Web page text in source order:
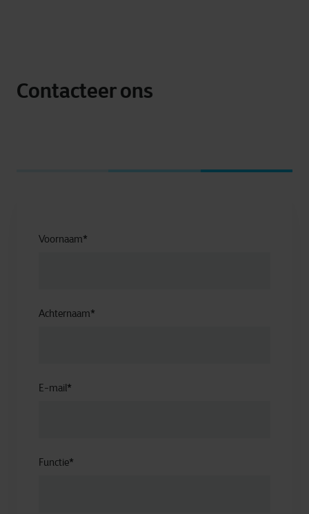
Contacteer ons
Voornaam*
Achternaam*
E-mail*
Functie*